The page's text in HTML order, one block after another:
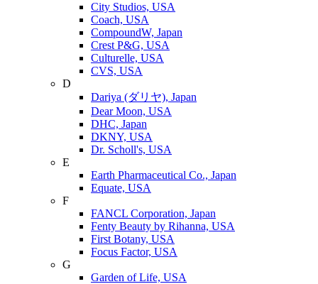
City Studios, USA
Coach, USA
CompoundW, Japan
Crest P&G, USA
Culturelle, USA
CVS, USA
D
Dariya (ダリヤ), Japan
Dear Moon, USA
DHC, Japan
DKNY, USA
Dr. Scholl's, USA
E
Earth Pharmaceutical Co., Japan
Equate, USA
F
FANCL Corporation, Japan
Fenty Beauty by Rihanna, USA
First Botany, USA
Focus Factor, USA
G
Garden of Life, USA